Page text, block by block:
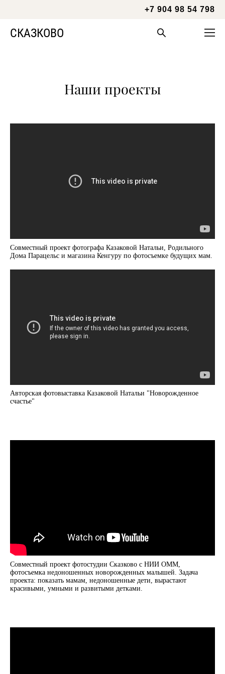
+7 904 98 54 798
СКАЗКОВО
Наши проекты
Совместный проект фотографа Казаковой Натальи, Родильного
Дома Парацельс и магазина Кенгуру по фотосъемке будущих мам.
Авторская фотовыставка Казаковой Натальи "Новорожденное
счастье"
Совместный проект фотостудии Сказково с НИИ ОММ,
фотосъемка недоношенных новорожденных малышей. Задача
проекта: показать мамам, недоношенные дети, вырастают
красивыми, умными и развитыми детками.